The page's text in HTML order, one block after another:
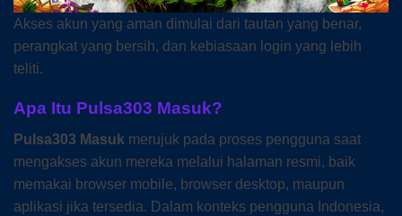
Akses akun yang aman dimulai dari tautan yang benar,
perangkat yang bersih, dan kebiasaan login yang lebih
teliti.
Apa Itu Pulsa303 Masuk?
Pulsa303 Masuk merujuk pada proses pengguna saat
mengakses akun mereka melalui halaman resmi, baik
memakai browser mobile, browser desktop, maupun
aplikasi jika tersedia. Dalam konteks pengguna Indonesia,